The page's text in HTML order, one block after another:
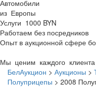
Автомобили
из Европы
Услуги 1000 BYN
Работаем без посредников
Опыт в аукционной сфере
Мы ценим каждого клиента
БелАукцион > Аукционы >
Полуприцепы > 2008